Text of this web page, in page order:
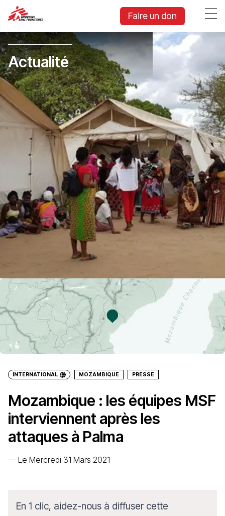
Faire un don
Actualité
INTERNATIONAL MOZAMBIQUE PRESSE
Mozambique : les équipes MSF
interviennent après les
attaques à Palma
— Le Mercredi 31 Mars 2021
En 1 clic, aidez-nous à diffuser cette